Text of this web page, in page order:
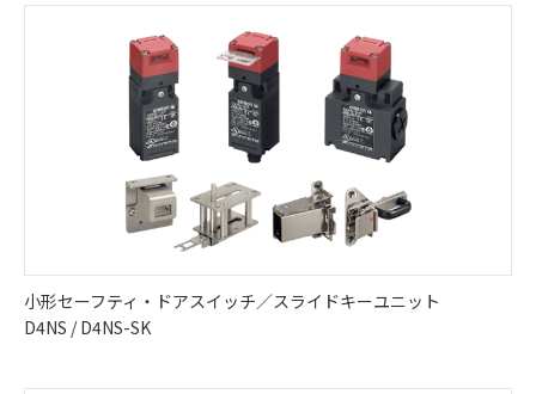
小形セーフティ・ドアスイッチ／スライドキーユニット
D4NS / D4NS-SK